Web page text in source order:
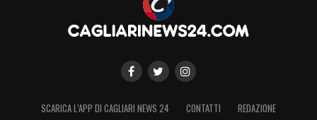
SCARICA L’APP DI CAGLIARI NEWS 24 CONTATTI
REDAZIONE